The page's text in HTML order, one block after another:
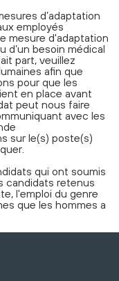
d’adaptation
employés
mesure d'adaptation
d’un besoin médical
part, veuillez
afin que
pour que les
en place avant
peut nous faire
avec les
sur le(s) poste(s)
qui ont soumis
candidats retenus
l'emploi du genre
que les hommes a